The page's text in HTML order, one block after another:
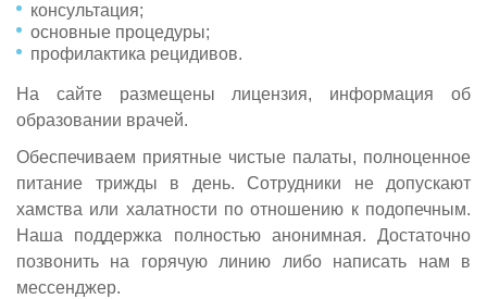
консультация;
основные процедуры;
профилактика рецидивов.
На сайте размещены лицензия, информация об
образовании врачей.
Обеспечиваем приятные чистые палаты, полноценное
питание трижды в день. Сотрудники не допускают
хамства или халатности по отношению к подопечным.
Наша поддержка полностью анонимная. Достаточно
позвонить на горячую линию либо написать нам в
мессенджер.